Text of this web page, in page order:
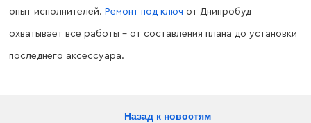
опыт исполнителей. Ремонт под ключ от Днипробуд
охватывает все работы – от составления плана до установки
последнего аксессуара.
Назад к новостям